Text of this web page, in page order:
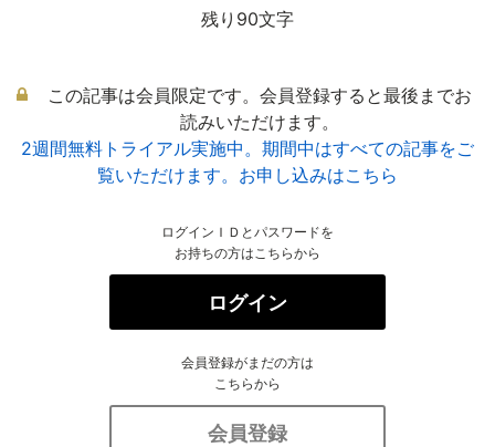
残り90文字
この記事は会員限定です。会員登録すると最後までお
読みいただけます。
2週間無料トライアル実施中。期間中はすべての記事をご
覧いただけます。お申し込みはこちら
ログインＩＤとパスワードを
お持ちの方はこちらから
ログイン
会員登録がまだの方は
こちらから
会員登録